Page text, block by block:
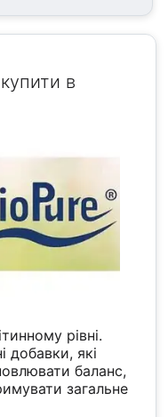
в
рівні.
добавки, які
баланс,
загальне